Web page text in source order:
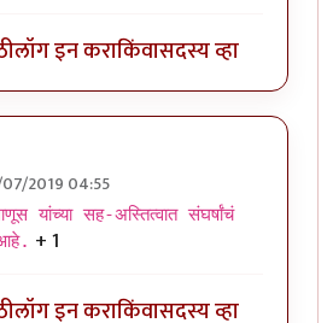
लॉग इन कराकिंवासदस्य व्हा
07/2019 04:55
यांच्या सह-अस्तित्वात संघर्षांचं
+ 1
लॉग इन कराकिंवासदस्य व्हा